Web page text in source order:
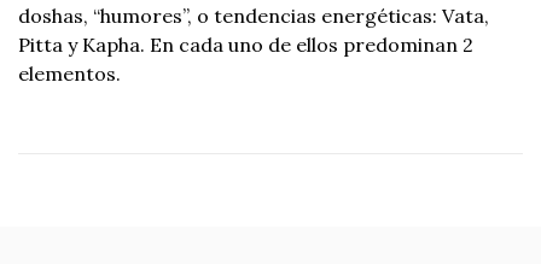
doshas, “humores”, o tendencias energéticas: Vata,
Pitta y Kapha. En cada uno de ellos predominan 2
elementos.